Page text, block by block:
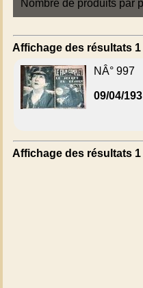
Nombre de produits par
Affichage des résultats
NÂ° 997
09/04/
Affichage des résultats